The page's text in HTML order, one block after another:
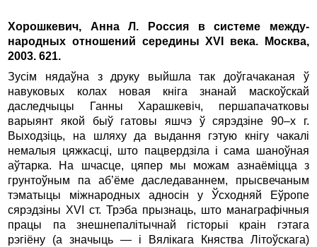
Хорошкевич, Анна Л. Россия в системе между­­
народных отношений середины XVI века. Москва,
2003. 621.
Зусім нядаўна з друку выйшла так доўгачаканая ў
навуковых колах новая кніга знанай маскоўскай
даследчыцы Ганны Харашкевіч, першапачатковы
варыянт якой быў гатовы яшчэ ў сярэдзіне 90–х г.
Выходзіць, на шляху да выдання гэтую кнігу чакалі
немалыя цяжкасці, што пацвердзіла і сама шаноўная
аўтарка. На шчасце, цяпер мы можам азнаёміцца з
грунтоўным па аб’ёме даследаваннем, прысвечаным
тэматыцы міжнародных адносін у Ўсходняй Еўропе
сярэдзіны XVI ст. Трэба прызнаць, што манаграфічныя
працы па знешнепалітычнай гісторыі краін гэтага
рэгіёну (а значыць — і Вялікага Княства Літоўскага)